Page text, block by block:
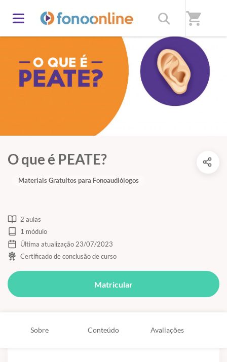
shopping_cart
O que é PEATE?
Materiais Gratuitos para Fonoaudiólogos
2 aulas
1 módulo
Última atualização 23/07/2023
Certificado de conclusão de curso
Matricular
Sobre Conteúdo Avaliações